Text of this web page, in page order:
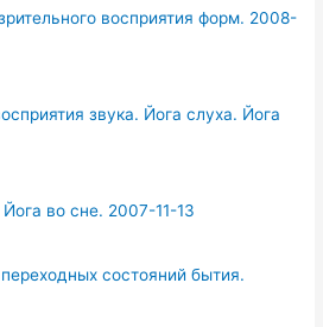
восприятия форм. 2008-
звука. Йога слуха. Йога
во сне. 2007-11-13
состояний бытия.